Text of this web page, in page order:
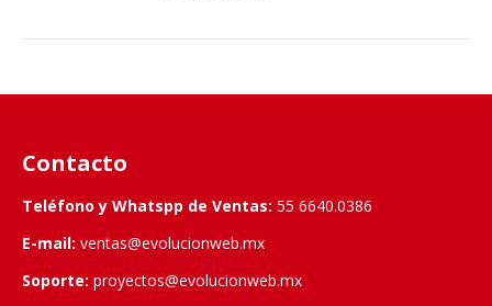
Contacto
Teléfono y Whatspp de Ventas: 55 6640.0386
E-mail: ventas@evolucionweb.mx
Soporte: proyectos@evolucionweb.mx